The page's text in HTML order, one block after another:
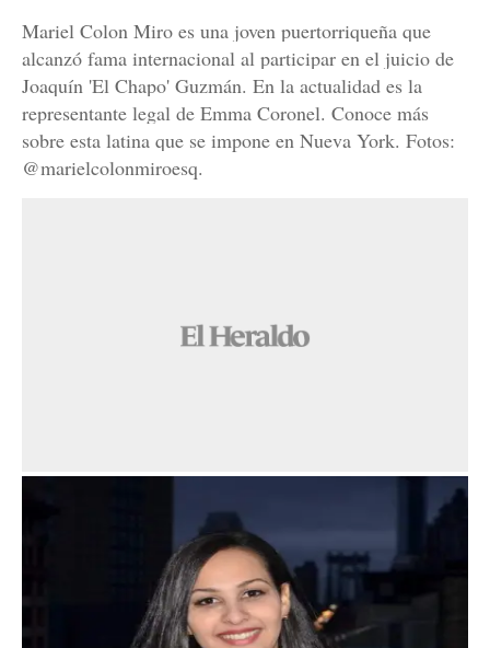
Mariel Colon Miro es una joven puertorriqueña que
alcanzó fama internacional al participar en el juicio de
Joaquín 'El Chapo' Guzmán. En la actualidad es la
representante legal de Emma Coronel. Conoce más
sobre esta latina que se impone en Nueva York. Fotos:
@marielcolonmiroesq.